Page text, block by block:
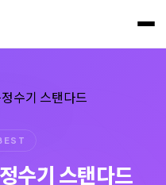
수기 스탠다드